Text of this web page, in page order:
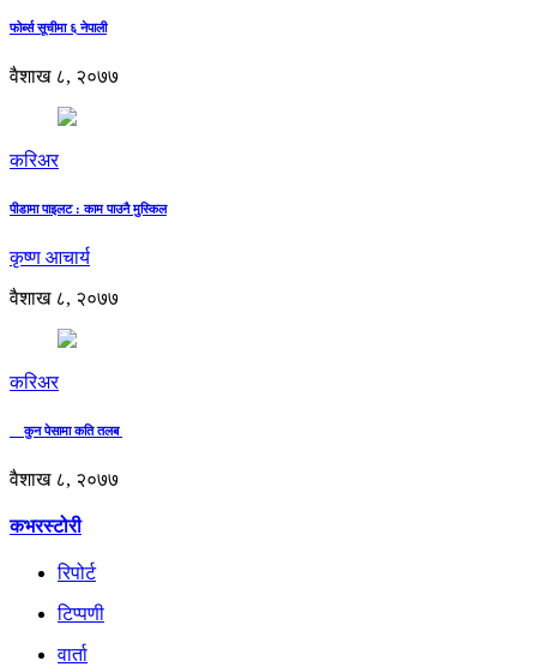
फोर्ब्स सूचीमा ६ नेपाली
वैशाख ८, २०७७
करिअर
पीडामा पाइलट : काम पाउनै मुस्किल
कृष्ण आचार्य
वैशाख ८, २०७७
करिअर
कुन पेसामा कति तलब
वैशाख ८, २०७७
कभरस्टोरी
रिपोर्ट
टिप्पणी
वार्ता